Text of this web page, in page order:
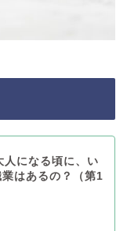
人になる頃に、い
業はあるの？（第1